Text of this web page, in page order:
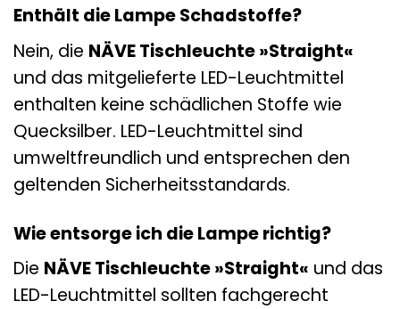
Enthält die Lampe Schadstoffe?
Nein, die NÄVE Tischleuchte »Straight«
und das mitgelieferte LED-Leuchtmittel
enthalten keine schädlichen Stoffe wie
Quecksilber. LED-Leuchtmittel sind
umweltfreundlich und entsprechen den
geltenden Sicherheitsstandards.
Wie entsorge ich die Lampe richtig?
Die NÄVE Tischleuchte »Straight« und das
LED-Leuchtmittel sollten fachgerecht